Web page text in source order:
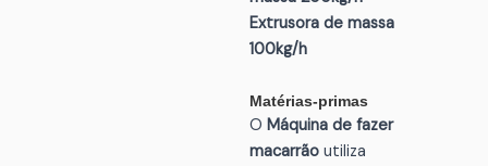
Extrusora de massa
100kg/h
Matérias-primas
O Máquina de fazer
macarrãoutiliza